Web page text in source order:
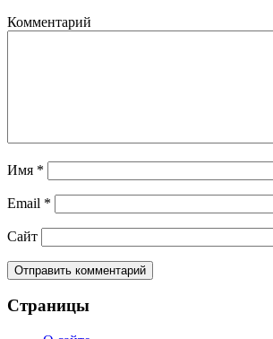
Комментарий
Имя *
Email *
Сайт
Страницы